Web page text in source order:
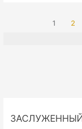
1 2